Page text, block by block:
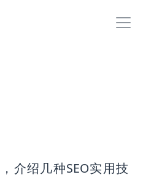
介绍几种SEO实用技